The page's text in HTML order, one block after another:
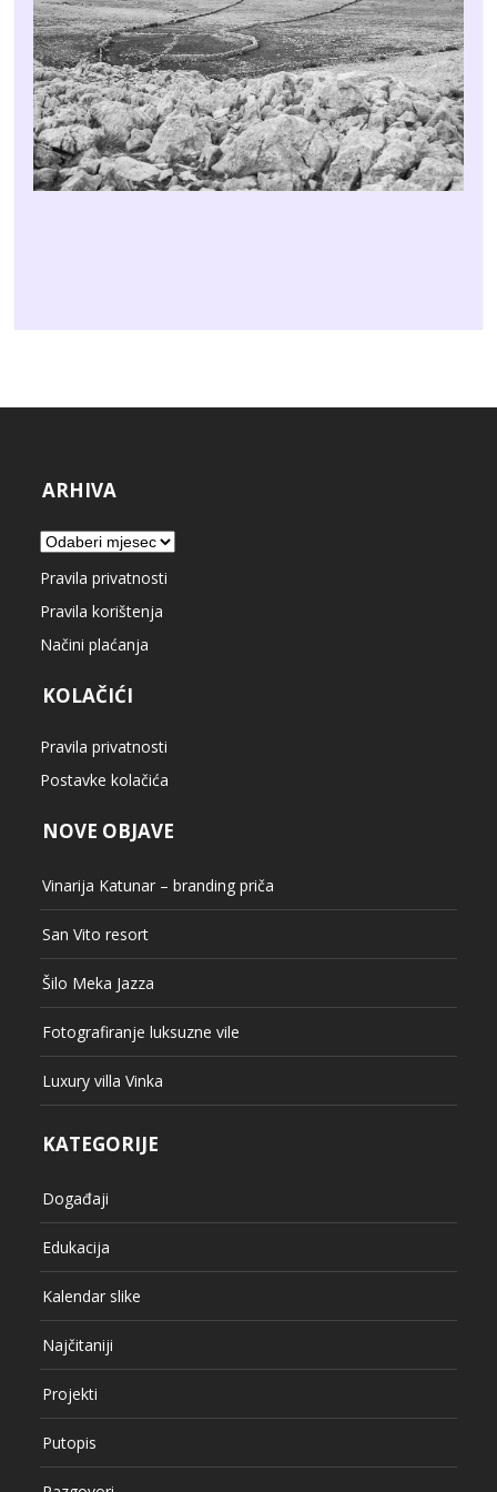
ARHIVA
Arhiva
Pravila privatnosti
Pravila korištenja
Načini plaćanja
KOLAČIĆI
Pravila privatnosti
Postavke kolačića
NOVE OBJAVE
Vinarija Katunar – branding priča
San Vito resort
Šilo Meka Jazza
Fotografiranje luksuzne vile
Luxury villa Vinka
KATEGORIJE
Događaji
Edukacija
Kalendar slike
Najčitaniji
Projekti
Putopis